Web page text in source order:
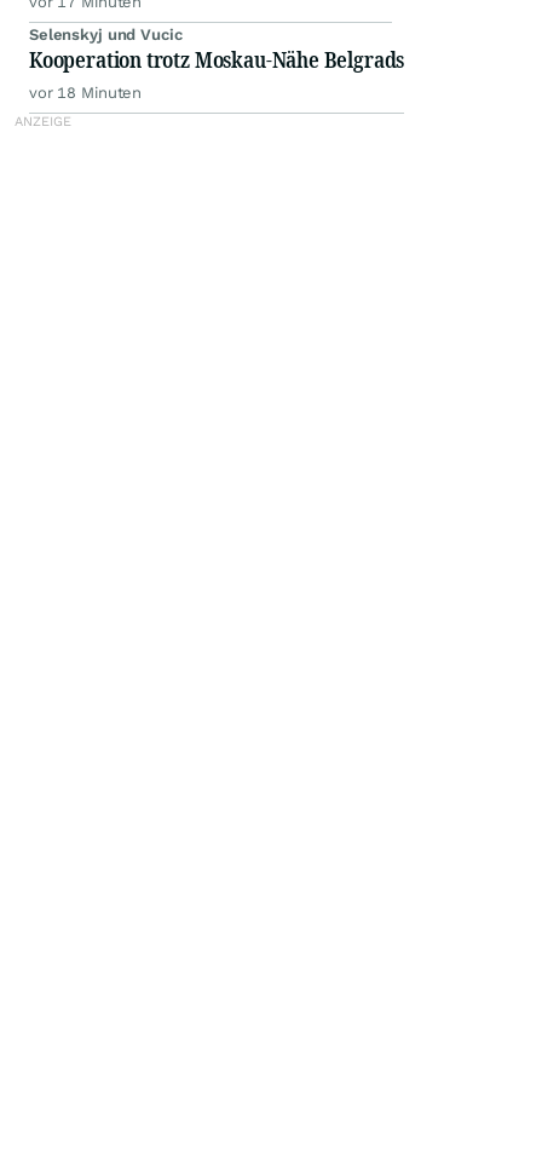
Selenskyj und Vucic
Kooperation trotz Moskau-Nähe Belgrads
vor 18 Minuten